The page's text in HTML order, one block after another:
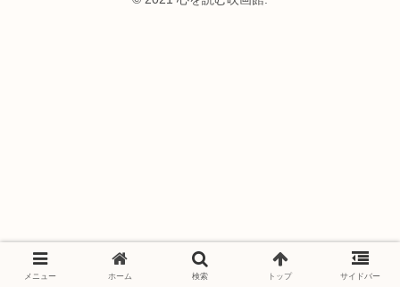
メニュー ホーム 検索 トップ サイドバー